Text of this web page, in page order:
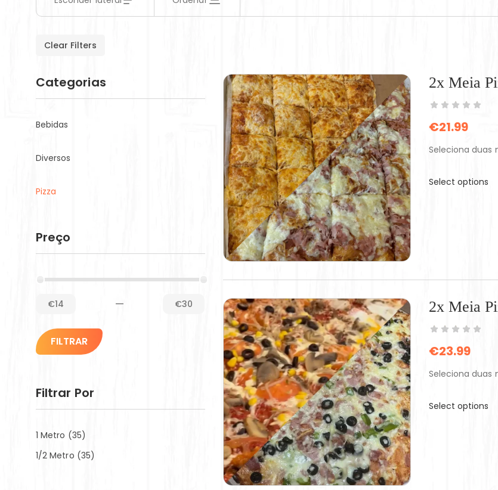
Clear Filters
Categorias
Bebidas
Diversos
Pizza
Preço
€14 — €30
FILTRAR
Filtrar Por
1 Metro (35)
1/2 Metro (35)
2x Meia
€21.99
Seleciona duas
Select options
2x Meia
€23.99
Seleciona duas
Select options